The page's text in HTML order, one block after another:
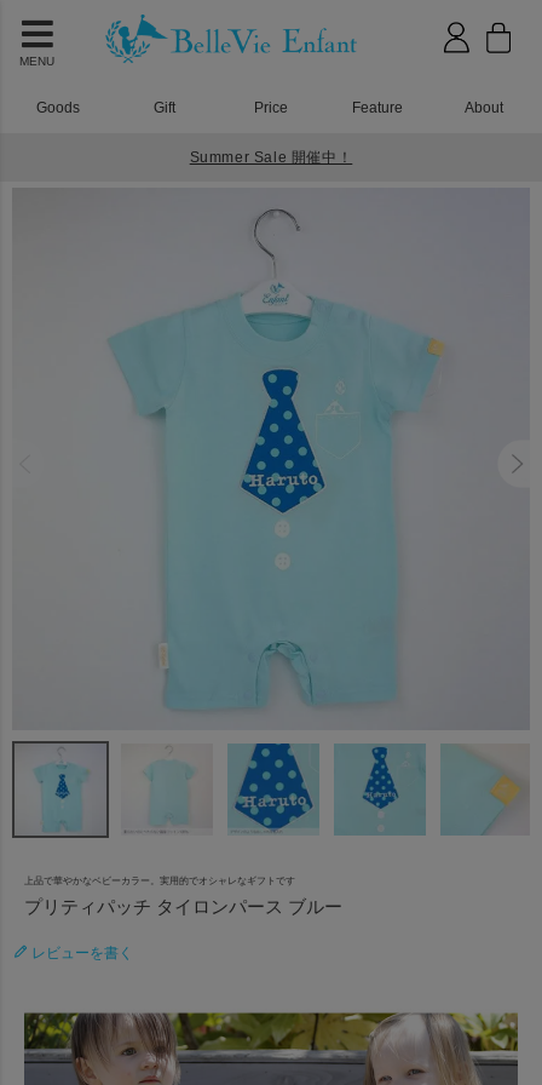
MENU
Goods Gift Price Feature About
Summer Sale 開催中！
プリティパッチ タイロンパース ブルー
上品で華やかなベビーカラー。実用的でオシャレなギフトです
プリティパッチ タイロンパース ブルー
レビューを書く